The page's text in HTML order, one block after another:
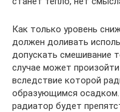
Как только уровень
должен доливать
допускать смешивание
случае может
вследствие которой
образующимся осадком.
радиатор будет